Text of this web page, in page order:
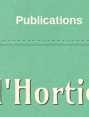
Publications